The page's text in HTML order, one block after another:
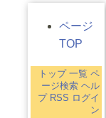
ページ
TOP
トップ 一覧 ペ
ージ検索 ヘル
プ RSS ログイ
ン